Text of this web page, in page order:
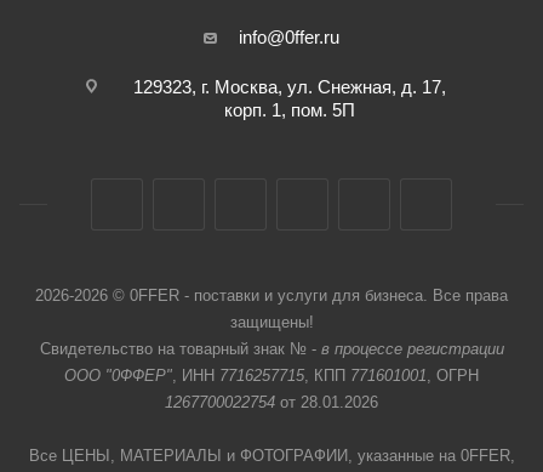
info@0ffer.ru
129323, г. Москва, ул. Снежная, д. 17,
корп. 1, пом. 5П
2026-2026 © 0FFER - поставки и услуги для бизнеса. Все права
защищены!
Свидетельство на товарный знак № - в процессе регистрации
ООО "0ФФЕР", ИНН 7716257715, КПП 771601001, ОГРН
1267700022754 от 28.01.2026
Все ЦЕНЫ, МАТЕРИАЛЫ и ФОТОГРАФИИ, указанные на 0FFER,